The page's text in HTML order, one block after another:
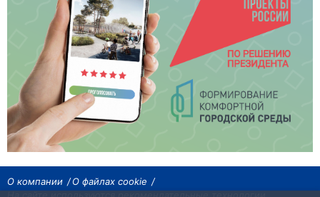
О компании
О файлах cookie